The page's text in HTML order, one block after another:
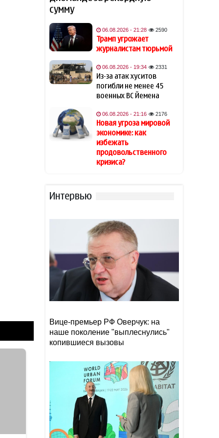
19:48
могу спать по ночам»
19:40
Кинолог развеял миф о
собачьей обиде на хозяина
19:34
В Индии тигр убил 55-летнего
19:28
Алтай Байындыр продолжит
карьеру в Ла Лиге
В Шамкире за рулем умер 58-
летний водитель
БАДах
Прибыль Агентства DOST
сократилась на 40%
Эрдоган: Мекканское
соглашение о коллективной
обороне открыто для новых
участников
сумму
06.08.2026 - 21:28 2590
Трамп угрожает
журналистам тюрьмой
06.08.2026 - 19:34 2331
Из-за атак хуситов
погибли не менее 45
военных ВС Йемена
06.08.2026 - 21:16 2176
Новая угроза мировой
экономике: как
избежать
продовольственного
кризиса?
Интервью
Вице-премьер РФ Оверчук: на
наше поколение "выплеснулись"
копившиеся вызовы